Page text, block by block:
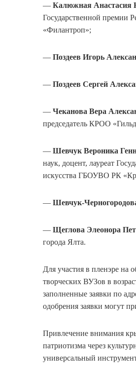
— Калюжная Анастасия
Государственной премии
«Филантроп»;
— Поздеев Игорь
— Поздеев Сергей
— Чеканова Вера
председатель КРОО
— Шевчук Вероника
наук, доцент, лауреат
искусства ГБОУВО РК
— Шевчук-
— Щеглова Элеонора
города Ялта.
Для участия в пленэре на
творческих ВУЗов в
заполненные заявки по
одобрения заявки могут
Привлечение внимания
патриотизма через
универсальный